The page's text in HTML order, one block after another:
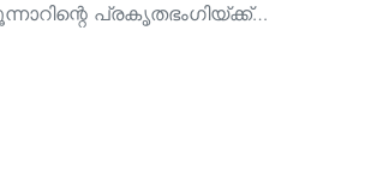
പ്രകൃതഭംഗിയ്ക്ക്…